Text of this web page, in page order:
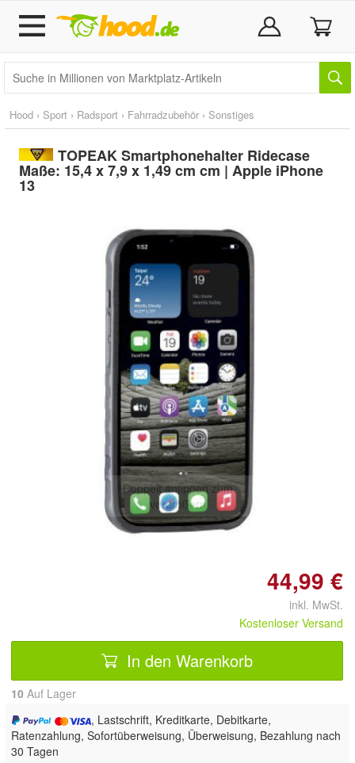
Hood › Sport › Radsport › Fahrradzubehör › Sonstiges
TOPEAK Smartphonehalter Ridecase
Maße: 15,4 x 7,9 x 1,49 cm cm | Apple iPhone
13
Doppelt antippen zum
vergrößern
44,99 €
inkl. MwSt.
Kostenloser Versand
In den Warenkorb
10 Auf Lager
, Lastschrift, Kreditkarte, Debitkarte,
Ratenzahlung, Sofortüberweisung, Überweisung, Bezahlung nach
30 Tagen